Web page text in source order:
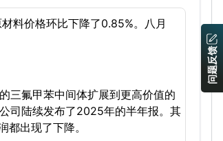
料价格环比下降了0.85%。八月
三氟甲苯中间体扩展到更高价值的
司陆续发布了2025年的半年报。其
出现了下降。
问题反馈